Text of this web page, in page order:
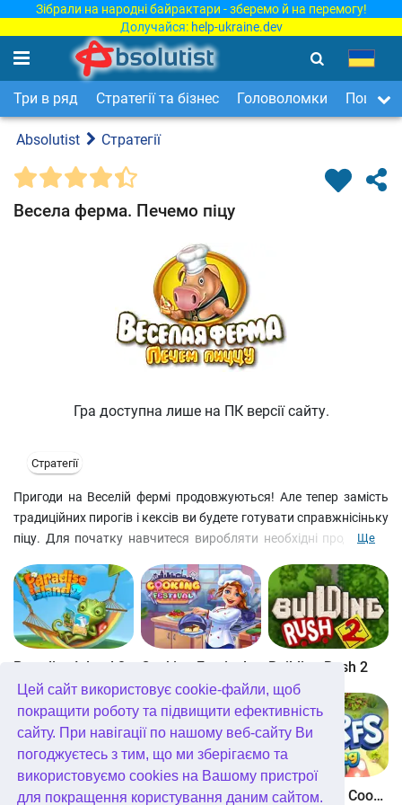
Цей сайт використовує cookie-файли, щоб
покращити роботу та підвищити ефективність
сайту. При навігації по нашому веб-сайту Ви
погоджуєтесь з тим, що ми зберігаємо та
використовуємо cookies на Вашому пристрої
для покращення користування даним сайтом.
Зібрали на народні байрактари - зберемо й на перемогу!
Долучайся: help-ukraine.dev
Три в ряд Стратегії та бізнес Головоломки Пошук
Absolutist Стратегії
Весела ферма. Печемо піцу
Гра доступна лише на ПК версії сайту.
Стратегії
Пригоди на Веселій фермі продовжуються! Але тепер замість
традиційних пирогів і кексів ви будете готувати справжнісіньку
піцу. Для початку навчитеся виробляти необхідні продукти у
різних сортів піци. На вас чекають 90 чудово збалансованих
рівнів, дивовижно барвиста графіка, цікавий ігровий процес,
ціла купа нових нагород і кумедні персонажі.
Ще
Paradise Island 2 Cooking Festival Building Rush 2
Boom Town Dangerous Adventure The Smurfs Cooking